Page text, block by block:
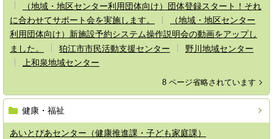
（地域・地区センター利用団体向け）団体登録スタート！それ
に合わせてサポート会を実施します。
（地域・地区センター
利用団体向け）新施設予約システム操作説明会の動画をアップし
ました。
狛江市市民活動支援センター
野川地域センター
上和泉地域センター
8 ページ省略されています
健康・福祉
あいとぴあセンター（健康推進課・子ども家庭課）